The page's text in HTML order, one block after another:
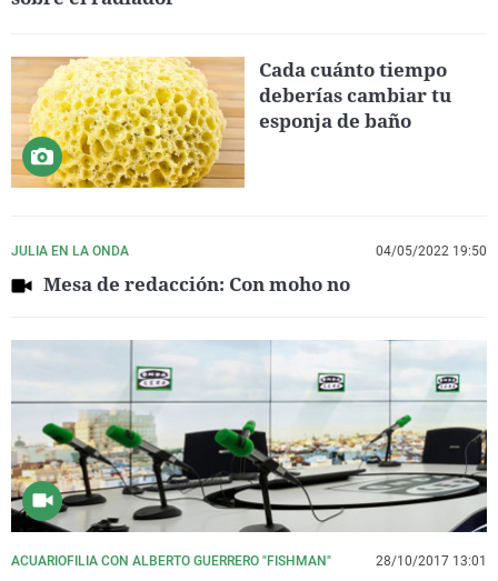
Cada cuánto tiempo
deberías cambiar tu
esponja de baño
JULIA EN LA ONDA 04/05/2022 19:50
Mesa de redacción: Con moho no
ACUARIOFILIA CON ALBERTO GUERRERO "FISHMAN" 28/10/2017 13:01